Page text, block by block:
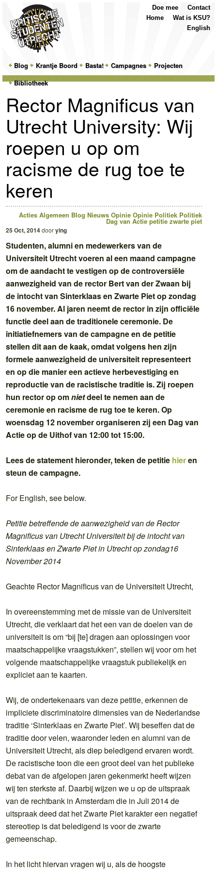
MainSkip
to
primary
Skip
to
secondary
Blog Krantje Boord Basta! Campagnes
Projecten
Bibliotheek
Contact
Doe mee
Wat is KSU?
Home
English
Rector Magnificus van
Utrecht University: Wij
roepen u op om
racisme de rug toe te
keren
Acties Algemeen Blog Nieuws Opinie Opinie Politiek Politiek
Dag van Actie petitie zwarte piet
25 Oct, 2014doorying
Studenten, alumni en medewerkers van de
Universiteit Utrecht voeren al een maand campagne
om de aandacht te vestigen op de controversiële
aanwezigheid van de rector Bert van der Zwaan bij
de intocht van Sinterklaas en Zwarte Piet op zondag
16 november. Al jaren neemt de rector in zijn officiële
functie deel aan de traditionele ceremonie. De
initiatiefnemers van de campagne en de petitie
stellen dit aan de kaak, omdat volgens hen zijn
formele aanwezigheid de universiteit representeert
en op die manier een actieve herbevestiging en
reproductie van de racistische traditie is. Zij roepen
hun rector op omnietdeel te nemen aan de
ceremonie en racisme de rug toe te keren. Op
woensdag 12 november organiseren zij een Dag van
Actie op de Uithof van 12:00 tot 15:00.
Lees de statement hieronder, teken de petitie hieren
steun de campagne.
For English, see below.
Petitie betreffende de aanwezigheid van de Rector
Magnificus van Utrecht Universiteit bij de intocht van
Sinterklaas en Zwarte Piet in Utrecht op zondag16
November 2014
Geachte Rector Magnificus van de Universiteit Utrecht,
In overeenstemming met de missie van de Universiteit
Utrecht, die verklaart dat het een van de doelen van de
universiteit is om “bij [te] dragen aan oplossingen voor
maatschappelijke vraagstukken”, stellen wij voor om het
volgende maatschappelijke vraagstuk publiekelijk en
expliciet aan te kaarten.
Wij, de ondertekenaars van deze petitie, erkennen de
impliciete discriminatoire dimensies van de Nederlandse
traditie ‘Sinterklaas en Zwarte Piet’. Wij beseffen dat de
traditie door velen, waaronder leden en alumni van de
Universiteit Utrecht, als diep beledigend ervaren wordt.
De racistische toon die een groot deel van het publieke
debat van de afgelopen jaren gekenmerkt heeft wijzen
wij ten sterkste af. Daarbij wijzen we u op de uitspraak
van de rechtbank in Amsterdam die in Juli 2014 de
uitspraak deed dat het Zwarte Piet karakter een negatief
stereotiep is dat beledigend is voor de zwarte
gemeenschap.
In het licht hiervan vragen wij u, als de hoogste